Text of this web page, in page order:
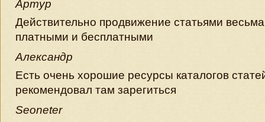
Артур
Действительно продвижение статьями
платными и бесплатными
Александр
Есть очень хорошие ресурсы каталогов
рекомендовал там зарегиться
Seoneter